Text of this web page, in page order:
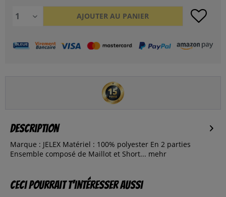
AJOUTER AU PANIER
Description
Marque : JELEX Matériel : 100% polyester En 2 parties
Ensemble composé de Maillot et Short... mehr
Ceci pourrait t’intéresser aussi